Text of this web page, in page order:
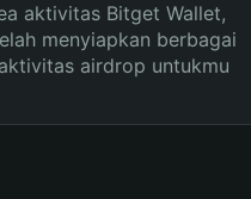
aktivitas Bitget Wallet,
menyiapkan berbagai
airdrop untukmu